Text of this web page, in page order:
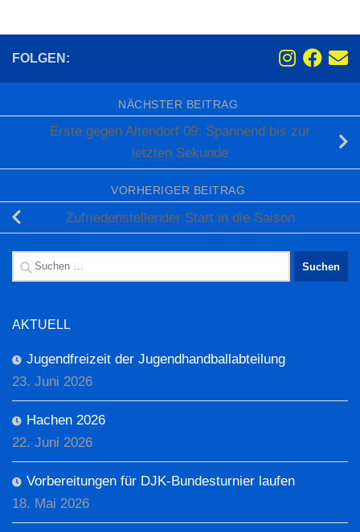
FOLGEN:
NÄCHSTER BEITRAG
Erste gegen Altendorf 09: Spannend bis zur
letzten Sekunde
VORHERIGER BEITRAG
Zufriedenstellender Start in die Saison
Suchen
nach:
AKTUELL
Jugendfreizeit der Jugendhandballabteilung
23. Juni 2026
Hachen 2026
22. Juni 2026
Vorbereitungen für DJK-Bundesturnier laufen
18. Mai 2026